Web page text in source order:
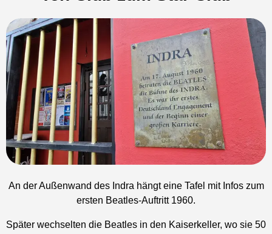
An der Außenwand des Indra hängt eine Tafel mit Infos zum
ersten Beatles-Auftritt 1960.
Später wechselten die Beatles in den Kaiserkeller, wo sie 50